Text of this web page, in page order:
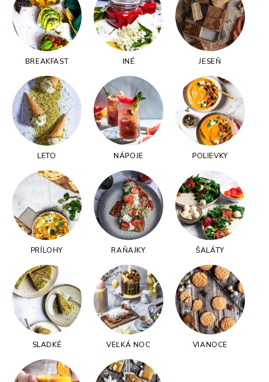
BREAKFAST INÉ JESEŇ
LETO NÁPOJE POLIEVKY
PRÍLOHY RAŇAJKY ŠALÁTY
SLADKÉ VEĽKÁ NOC VIANOCE